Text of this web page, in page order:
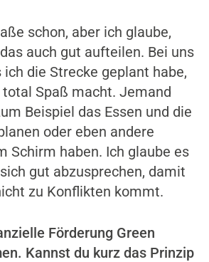
schon, aber ich glaube,
auch gut aufteilen. Bei uns
ich die Strecke geplant habe,
Spaß macht. Jemand
Beispiel das Essen und die
oder eben andere
Schirm haben. Ich glaube es
gut abzusprechen, damit
zu Konflikten kommt.
Förderung Green
Kannst du kurz das Prinzip